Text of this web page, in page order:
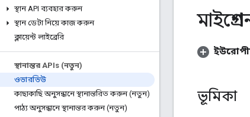
স্থান API ব্যবহার করুন
স্থান ডেটা নিয়ে কাজ করুন
ক্লায়েন্ট লাইব্রেরি
স্থানান্তর APIs (নতুন)
ওভারভিউ
কাছাকাছি অনুসন্ধানে স্থানান্তরিত করুন (নতুন)
পাঠ্য অনুসন্ধানে স্থানান্তর করুন (নতুন)
ভূমিকা